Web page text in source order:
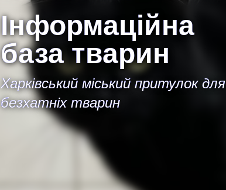
Інформаційна
база тварин
Харківський міський притулок для
безхатніх тварин